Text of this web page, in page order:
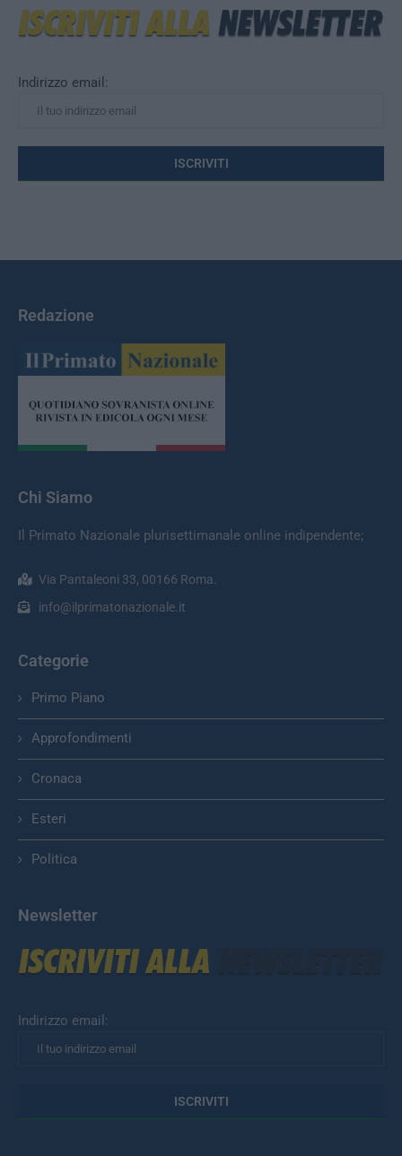
Indirizzo email:
Redazione
Chi Siamo
Il Primato Nazionale plurisettimanale online indipendente;
Via Pantaleoni 33, 00166 Roma.
info@ilprimatonazionale.it
Categorie
Primo Piano
Approfondimenti
Cronaca
Esteri
Politica
Newsletter
Indirizzo email: